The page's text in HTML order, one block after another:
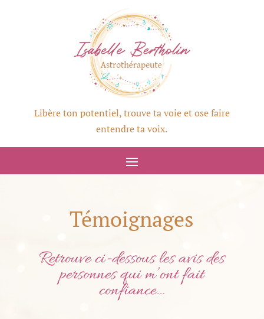
Libère ton potentiel, trouve ta voie et ose faire
entendre ta voix.
Témoignages
Retrouve ci-dessous les avis des
personnes qui m’ont fait
confiance…